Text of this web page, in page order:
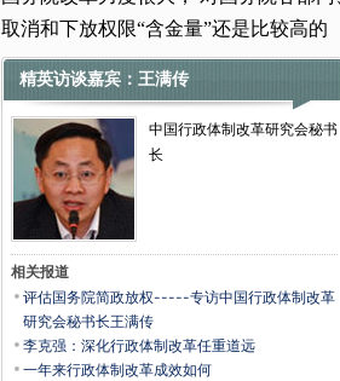
取消和下放权限“含金量”还是比较高的
精英访谈嘉宾：王满传
中国行政体制改革研究会秘书
长
相关报道
评估国务院简政放权-----专访中国行政体制改革
研究会秘书长王满传
李克强：深化行政体制改革任重道远
一年来行政体制改革成效如何